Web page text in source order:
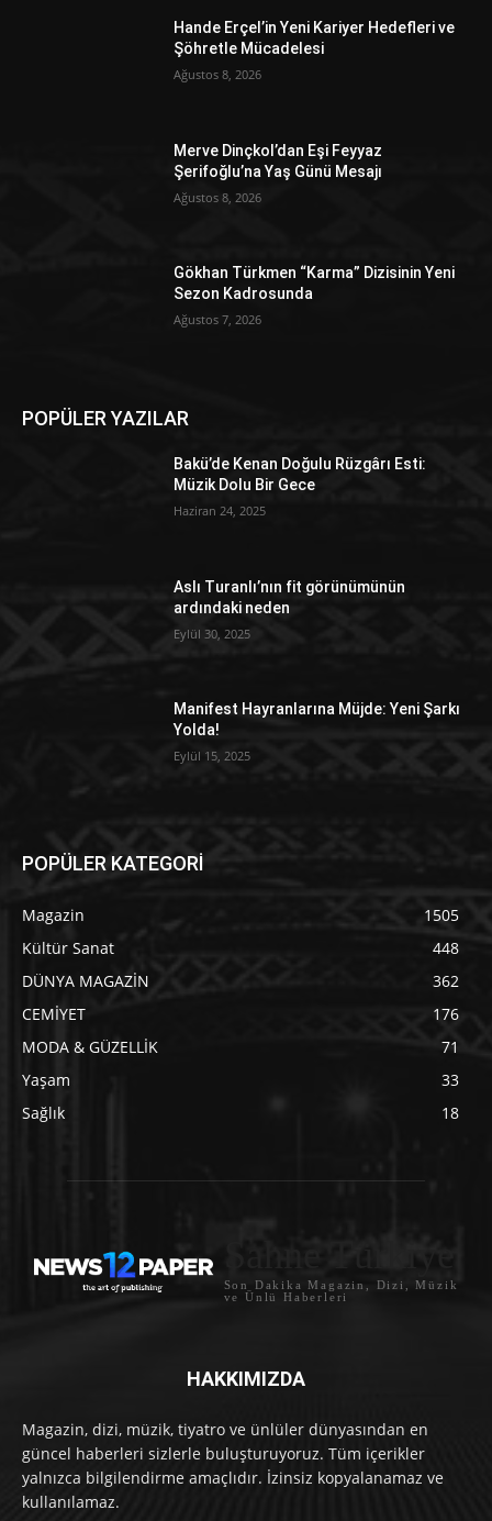
Hande Erçel’in Yeni Kariyer Hedefleri ve
Şöhretle Mücadelesi
Ağustos 8, 2026
Merve Dinçkol’dan Eşi Feyyaz
Şerifoğlu’na Yaş Günü Mesajı
Ağustos 8, 2026
Gökhan Türkmen “Karma” Dizisinin Yeni
Sezon Kadrosunda
Ağustos 7, 2026
POPÜLER YAZILAR
Bakü’de Kenan Doğulu Rüzgârı Esti:
Müzik Dolu Bir Gece
Haziran 24, 2025
Aslı Turanlı’nın fit görünümünün
ardındaki neden
Eylül 30, 2025
Manifest Hayranlarına Müjde: Yeni Şarkı
Yolda!
Eylül 15, 2025
POPÜLER KATEGORİ
Magazin
1505
Kültür Sanat
448
DÜNYA MAGAZİN
362
CEMİYET
176
MODA & GÜZELLİK
71
Yaşam
33
Sağlık
18
Sahne Türkiye
Son Dakika Magazin, Dizi, Müzik
ve Ünlü Haberleri
HAKKIMIZDA
Magazin, dizi, müzik, tiyatro ve ünlüler dünyasından en
güncel haberleri sizlerle buluşturuyoruz. Tüm içerikler
yalnızca bilgilendirme amaçlıdır. İzinsiz kopyalanamaz ve
kullanılamaz.